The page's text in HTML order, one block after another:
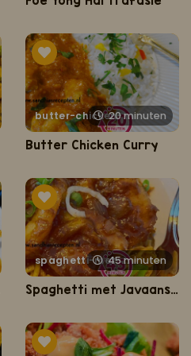
butter-chicken-curry
20 minuten
Butter Chicken Curry
spaghetti-met-javaanse-garnalen-in-ketjapsaus
45 minuten
Spaghetti met Javaanse garnalen in ketjapsaus